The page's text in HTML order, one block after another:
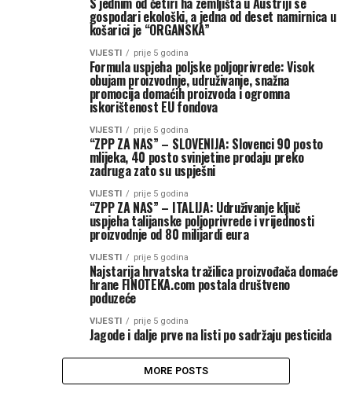
gospodari ekološki, a jedna od deset namirnica u
košarici je “ORGANSKA”
VIJESTI prije 5 godina
Formula uspjeha poljske poljoprivrede: Visok
obujam proizvodnje, udruživanje, snažna
promocija domaćih proizvoda i ogromna
iskorištenost EU fondova
VIJESTI prije 5 godina
“ZPP ZA NAS” – SLOVENIJA: Slovenci 90 posto
mlijeka, 40 posto svinjetine prodaju preko
zadruga zato su uspješni
VIJESTI prije 5 godina
“ZPP ZA NAS” – ITALIJA: Udruživanje ključ
uspjeha talijanske poljoprivrede i vrijednosti
proizvodnje od 80 milijardi eura
VIJESTI prije 5 godina
Najstarija hrvatska tražilica proizvođača domaće
hrane FINOTEKA.com postala društveno
poduzeće
VIJESTI prije 5 godina
Jagode i dalje prve na listi po sadržaju pesticida
MORE POSTS